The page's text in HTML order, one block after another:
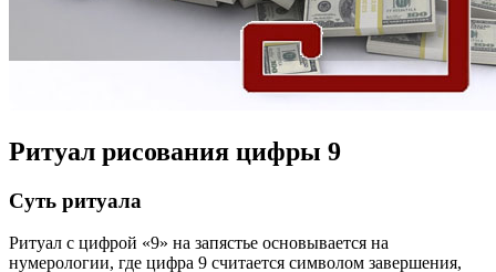
Ритуал рисования цифры 9
Суть ритуала
Ритуал с цифрой «9» на запястье основывается на
нумерологии, где цифра 9 считается символом завершения,